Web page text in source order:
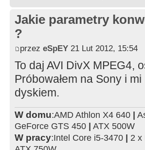
Jakie parametry
?
przez eSpEY 21 Lut 2012, 15:54
To daj AVI DivX MPEG4,
Próbowałem na Sony i
dyskiem.
W domu:AMD Athlon X4 640
GeForce GTS 450
ATX 500W
W pracy:Intel Core i5-3470
2 x